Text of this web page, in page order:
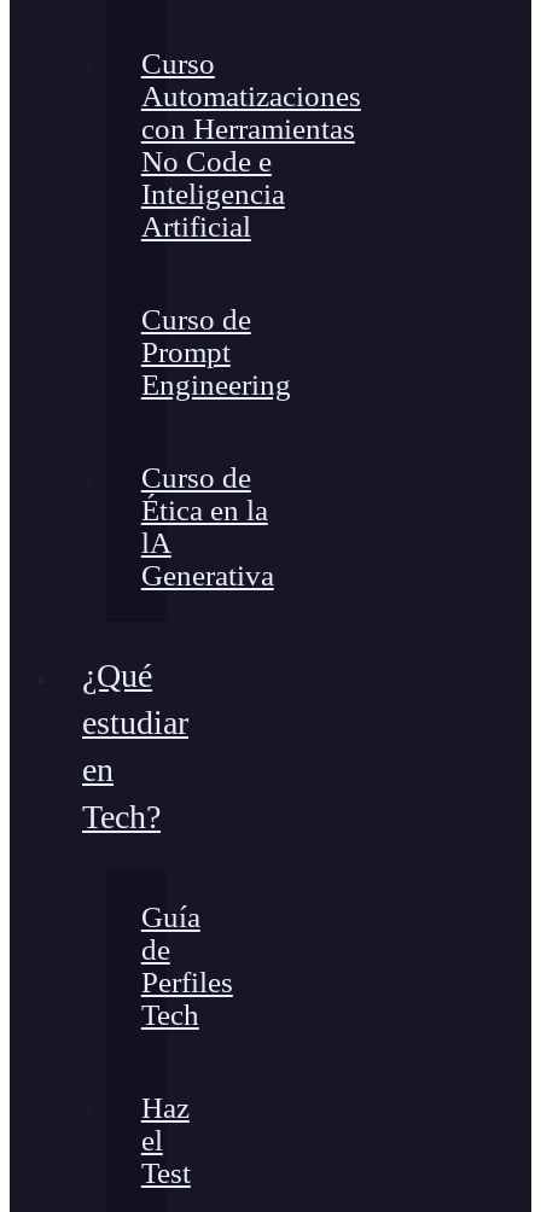
Curso
Automatizaciones
con Herramientas
No Code e
Inteligencia
Artificial
Curso de
Prompt
Engineering
Curso de
Ética en la
lA
Generativa
¿Qué
estudiar
en
Tech?
Guía
de
Perfiles
Tech
Haz
el
Test